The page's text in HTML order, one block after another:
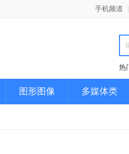
手机频道
热
图形图像 多媒体类